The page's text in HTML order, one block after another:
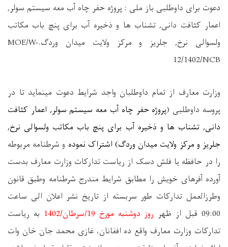
دعوت برای داوطلبی باز ملی : پروژه حفر چاه آب معه سیستم سولر,
اعمار کثافت دانی, تشناب ها و ذخیره آب برای پنچ باب مکاتب
ولسوالی نرخ, جلریز و مرکز ولایت میدان وردگ.MOE/W-
12/1402/NCB
وزارت معارف از تمام داوطلبان واجد شرایط دعوت مینماید تا در
پروسه داوطلبی )پروژه حفر چاه آب معه سیستم سولر, اعمار کثافت
دانی, تشناب ها و ذخیره آب برای پنچ باب مکاتب ولسوالی نرخ,
جلریز و مرکز ولایت میدان وردگ( اشتراک نموده و شرطنامه مربوطه
را در حافظه یا فلش دسک از ریاست تدارکات وزارت معارف بدست
آورده آفرهای خویش را مطابق شرایط مندرج شرطنامه وطبق قانون
وطرزالعمل تدارکات طور سربسته از تاریخ نشر اعلان الی ساعت
09:00 قبل از ظهر
روز دوشنبه مورخ 19
/سرطان/1402
به ریاست
تدارکات وزارت معارف واقع ده افغانان، غازی محمد جان خان وات